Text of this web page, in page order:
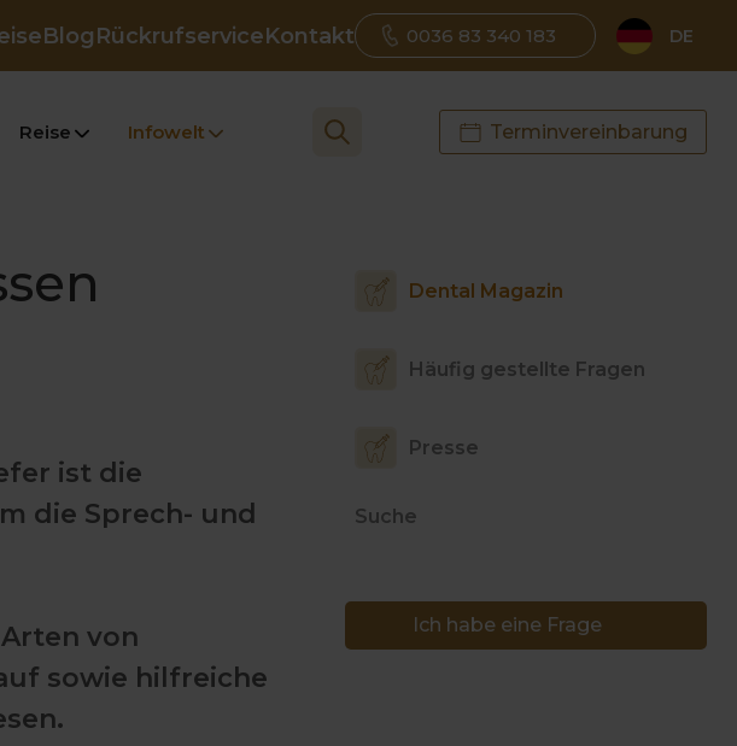
BlogRückrufserviceKontakt 0036 83 340 183 DE
Reise Infowelt Terminvereinbarung
ist die
die Sprech- und
von
sowie hilfreiche
Dental Magazin
Häufig gestellte Fragen
Presse
Suche
Ich habe eine Frage